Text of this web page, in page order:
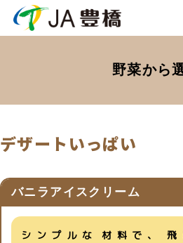
野菜から​
デザートいっぱい
バニラアイスクリーム
シンプルな​材料で、​